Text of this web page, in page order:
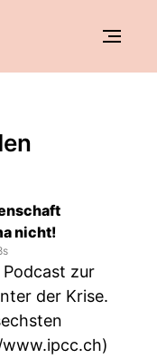
nicht!
Podcast zur
der Krise.
)